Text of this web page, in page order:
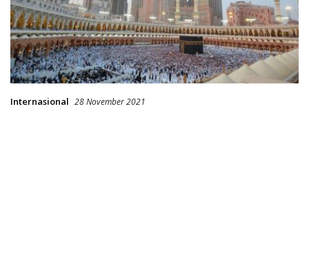
Internasional 28 November 2021